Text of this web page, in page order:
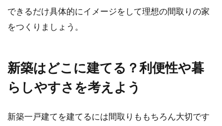
ギターは、とてもポピュラーな趣味の一つです
よね。アパートでギターの練習をしたいという
できるだけ具体的にイメージをして理想の間取りの家
をつくりましょう。
新築はどこに建てる？利便性や暮
らしやすさを考えよう
新築一戸建てを建てるには間取りももちろん大切です